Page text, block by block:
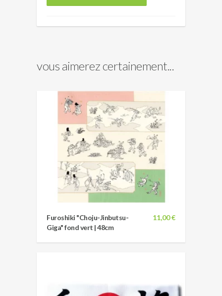
vous aimerez certainement...
11,00 €
Furoshiki "Choju-Jinbutsu-
Giga" fond vert | 48cm